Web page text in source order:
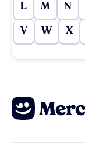
L M N
V W X